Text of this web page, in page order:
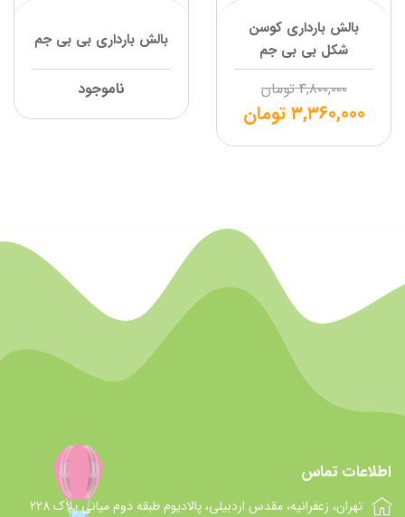
بالش بارداری کوسن
شکل بی بی جم
۴,۸۰۰,۰۰۰ تومان
۳,۳۶۰,۰۰۰ تومان
بالش بارداری بی بی جم
ناموجود
اطلاعات تماس
تهران، زعفرانیه، مقدس اردبیلی، پالادیوم طبقه دوم میانی پلاک 228